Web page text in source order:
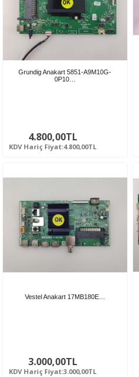
Grundig Anakart 5851-A9M10G-
0P10…
4.800,00TL
KDV Hariç Fiyat:4.800,00TL
Vestel Anakart 17MB180E…
3.000,00TL
KDV Hariç Fiyat:3.000,00TL